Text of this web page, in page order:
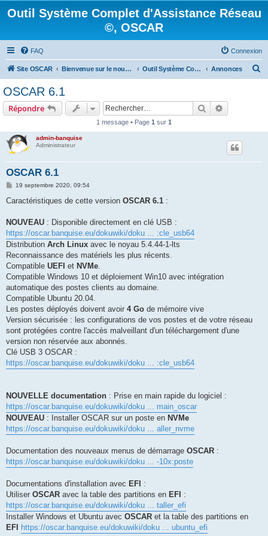
Outil Système Complet d'Assistance Réseau
©, OSCAR
FAQ Connexion
Site OSCAR Bienvenue sur le nouveau forum OSCAR Outil Système Complet d'Assistance Réseau ©, OSCAR Annonces
OSCAR 6.1
Répondre Rechercher
1 message • Page 1 sur 1
admin-banquise
Administrateur
OSCAR 6.1
M
s
g
19 septembre 2020, 09:54
Caractéristiques de cette version OSCAR 6.1 :
NOUVEAU : Disponible directement en clé USB :
https://oscar.banquise.eu/dokuwiki/doku ... :cle_usb64
Distribution Arch Linux avec le noyau 5.4.44-1-lts
Reconnaissance des matériels les plus récents.
Compatible UEFI et NVMe.
Compatible Windows 10 et déploiement Win10 avec intégration
automatique des postes clients au domaine.
Compatible Ubuntu 20.04.
Les postes déployés doivent avoir 4 Go de mémoire vive
Version sécurisée : les configurations de vos postes et de votre réseau
sont protégées contre l'accès malveillant d'un téléchargement d'une
version non réservée aux abonnés.
Clé USB 3 OSCAR :
https://oscar.banquise.eu/dokuwiki/doku ... :cle_usb64
NOUVELLE documentation : Prise en main rapide du logiciel :
https://oscar.banquise.eu/dokuwiki/doku ... main_oscar
NOUVEAU : Installer OSCAR sur un poste en NVMe
https://oscar.banquise.eu/dokuwiki/doku ... aller_nvme
Documentation des nouveaux menus de démarrage OSCAR :
https://oscar.banquise.eu/dokuwiki/doku ... -10x:poste
Documentations d'installation avec EFI :
Utiliser OSCAR avec la table des partitions en EFI :
https://oscar.banquise.eu/dokuwiki/doku ... taller_efi
Installer Windows et Ubuntu avec OSCAR et la table des partitions en
EFI
https://oscar.banquise.eu/dokuwiki/doku ... ubuntu_efi